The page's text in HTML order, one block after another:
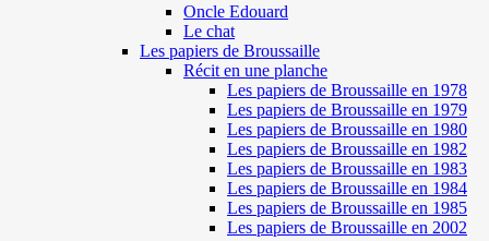
Oncle Edouard
Le chat
Les papiers de Broussaille
Récit en une planche
Les papiers de Broussaille en 1978
Les papiers de Broussaille en 1979
Les papiers de Broussaille en 1980
Les papiers de Broussaille en 1982
Les papiers de Broussaille en 1983
Les papiers de Broussaille en 1984
Les papiers de Broussaille en 1985
Les papiers de Broussaille en 2002